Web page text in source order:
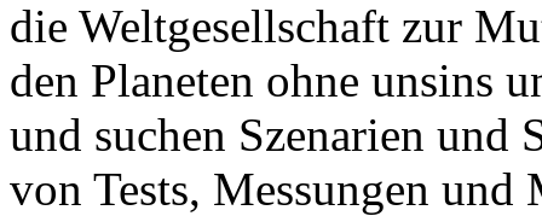
die Weltgesellschaft zur
den Planeten ohne unsins
und suchen Szenarien und
von Tests, Messungen und